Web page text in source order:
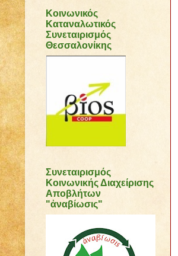
Κοινωνικός
Καταναλωτικός
Συνεταιρισμός
Θεσσαλονίκης
Συνεταιρισμός
Κοινωνικής Διαχείρισης
Αποβλήτων
"ἀναβίωσις"